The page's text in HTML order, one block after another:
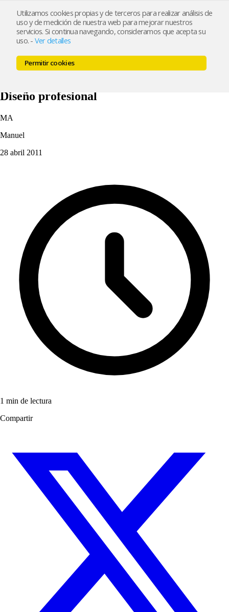
Utilizamos cookies propias y de terceros para realizar análisis de
uso y de medición de nuestra web para mejorar nuestros
servicios. Si continua navegando, consideramos que acepta su
uso. - Ver detalles
Permitir cookies
Inicio Características Ejemplos Precios Blog Contacto
Crear mi tienda
Inicio Características Ejemplos Precios Blog Contacto
Crear mi tienda
Diseño profesional
MA
Manuel
28 abril 2011
1 min de lectura
Compartir